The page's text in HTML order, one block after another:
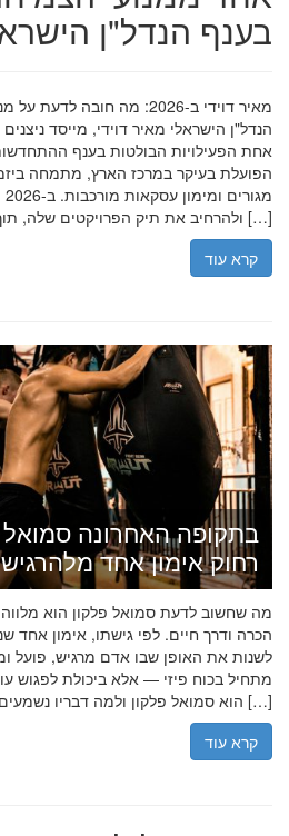
בענף הנדל"ן
מאיר דוידי ב-2026: מה
הנדל"ן הישראלי מאיר דוידי, מייסד
אחת הפעילויות הבולטות בענף
הפועלת בעיקר במרכז הארץ, מתמחה
ולהרחיב את תיק הפרויקטים שלה, תוך הדגשת ערכי […]
קרא עוד
בתקופה האחרונה
רחוק אימון אחד
מה שחשוב לדעת סמואל פלקון הוא
הכרה ודרך חיים. לפי גישתו, אימון אחד
לשנות את האופן שבו אדם מרגיש, פועל
מתחיל בכוח פיזי — אלא ביכולת לפגוש
הוא סמואל פלקון ולמה דבריו נשמעים אחרת? סמואל פלקון […]
קרא עוד